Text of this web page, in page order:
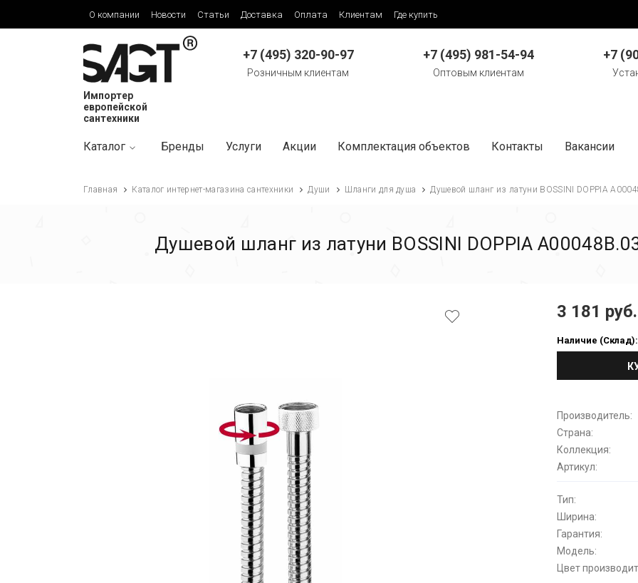
О компании Новости Статьи Доставка Оплата Клиентам Где купить
Импортер
европейской
сантехники
+7 (495) 320-90-97
Розничным клиентам
+7 (495) 981-54-94
Оптовым клиентам
+7
Каталог Бренды Услуги Акции Комплектация объектов Контакты Вакансии
Главная Каталог интернет-магазина сантехники Души Шланги для душа Душевой шланг из латуни BOSSINI DOPPIA
Душевой шланг из латуни BOSSINI DOPPIA
3 181 руб.
Наличие (Склад):
Производитель:
Страна:
Коллекция:
Артикул:
Тип:
Ширина:
Гарантия:
Модель:
Цвет